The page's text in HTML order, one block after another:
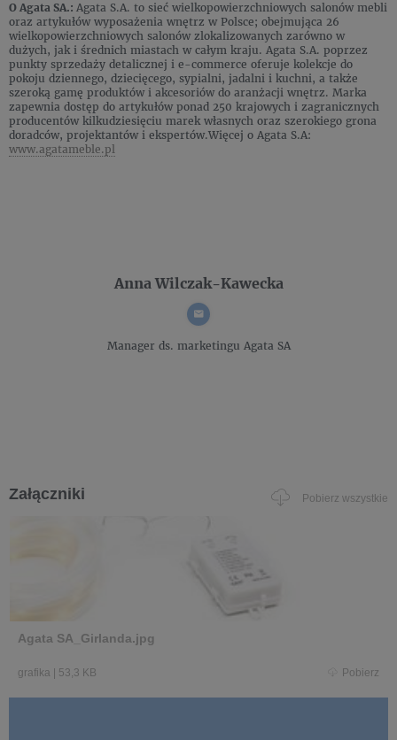
O Agata SA.: Agata S.A. to sieć wielkopowierzchniowych salonów mebli
oraz artykułów wyposażenia wnętrz w Polsce; obejmująca 26
wielkopowierzchniowych salonów zlokalizowanych zarówno w
dużych, jak i średnich miastach w całym kraju. Agata S.A. poprzez
punkty sprzedaży detalicznej i e-commerce oferuje kolekcje do
pokoju dziennego, dziecięcego, sypialni, jadalni i kuchni, a także
szeroką gamę produktów i akcesoriów do aranżacji wnętrz. Marka
zapewnia dostęp do artykułów ponad 250 krajowych i zagranicznych
producentów kilkudziesięciu marek własnych oraz szerokiego grona
doradców, projektantów i ekspertów.Więcej o Agata S.A:
www.agatameble.pl
Anna Wilczak-Kawecka
Manager ds. marketingu Agata SA
Załączniki Pobierz wszystkie
Agata SA_Girlanda.jpg
grafika 53,3 KB Pobierz